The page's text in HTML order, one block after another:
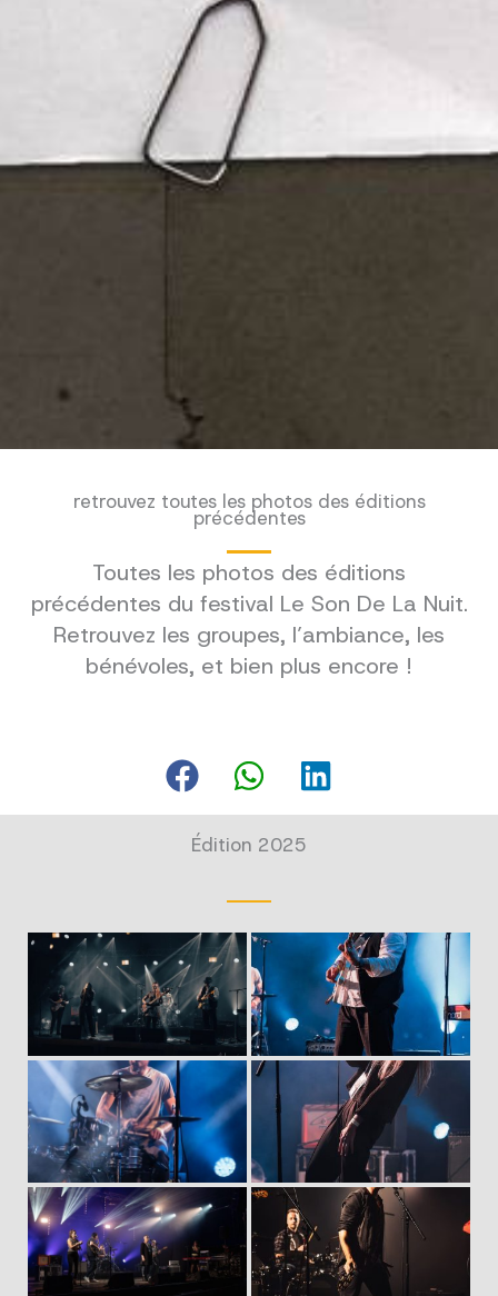
retrouvez toutes les photos des éditions
précédentes
Toutes les photos des éditions
précédentes du festival Le Son De La Nuit.
Retrouvez les groupes, l’ambiance, les
bénévoles, et bien plus encore !
Édition 2025